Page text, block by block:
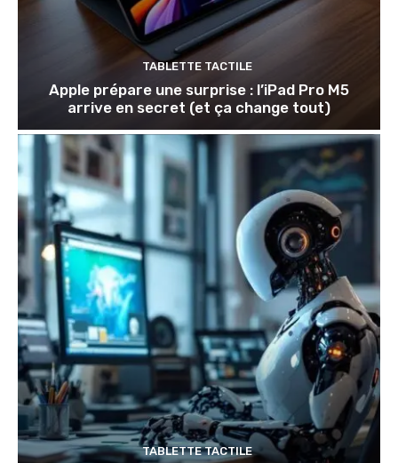
TABLETTE TACTILE
Apple prépare une surprise : l’iPad Pro M5
arrive en secret (et ça change tout)
TABLETTE TACTILE